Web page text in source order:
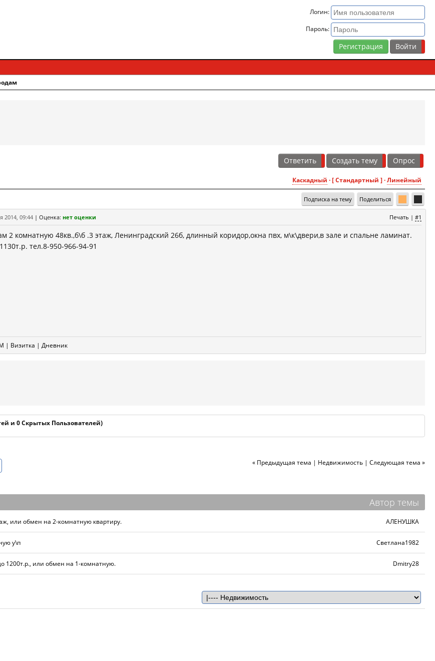
Логин:
Пароль:
Регистрация
Ответить Создать тему Опрос
Каскадный · [ Стандартный ] ·Линейный
Подписка на тему Поделиться
Печать | #1
2014, 09:44 | Оценка: нет оценки
2 комнатную 48кв.,б\б .3 этаж, Ленинградский 26б, длинный коридор,окна пвх, м\к\двери,в зале и спальне ламинат.
тел.8-950-966-94-91
| Визитка | Дневник
и 0 Скрытых Пользователей)
« Предыдущая тема | Недвижимость | Следующая тема »
Автор темы
или обмен на 2-комнатную квартиру. АЛЕНУШКА
у\п Светлана1982
1200т.р., или обмен на 1-комнатную. Dmitry28